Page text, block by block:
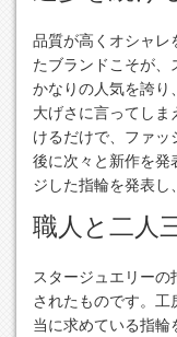
品質が高くオシャレ
たブランドこそが
かなりの人気を誇り
大げさに言ってし
けるだけで、ファッ
後に次々と新作を発
ジした指輪を発表し
職人と二人
スタージュエリーの
されたものです。
当に求めている指輪